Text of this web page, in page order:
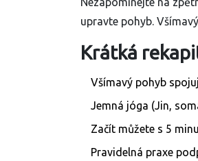
upravte pohyb.
Krátká
Všímavý pohyb
Jemná jóga (Jin,
Začít můžete s 5
Pravidelná praxe